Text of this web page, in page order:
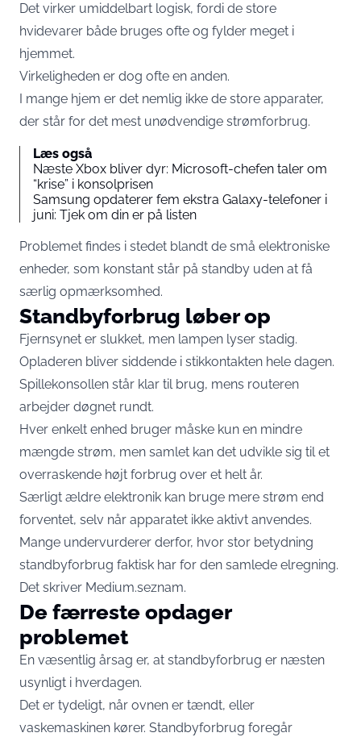
Det virker umiddelbart logisk, fordi de store
hvidevarer både bruges ofte og fylder meget i
hjemmet.
Virkeligheden er dog ofte en anden.
I mange hjem er det nemlig ikke de store apparater,
der står for det mest unødvendige strømforbrug.
Læs også
Næste Xbox bliver dyr: Microsoft-chefen taler om
“krise” i konsolprisen
Samsung opdaterer fem ekstra Galaxy-telefoner i
juni: Tjek om din er på listen
Problemet findes i stedet blandt de små elektroniske
enheder, som konstant står på standby uden at få
særlig opmærksomhed.
Standbyforbrug løber op
Fjernsynet er slukket, men lampen lyser stadig.
Opladeren bliver siddende i stikkontakten hele dagen.
Spillekonsollen står klar til brug, mens routeren
arbejder døgnet rundt.
Hver enkelt enhed bruger måske kun en mindre
mængde strøm, men samlet kan det udvikle sig til et
overraskende højt forbrug over et helt år.
Særligt ældre elektronik kan bruge mere strøm end
forventet, selv når apparatet ikke aktivt anvendes.
Mange undervurderer derfor, hvor stor betydning
standbyforbrug faktisk har for den samlede elregning.
Det skriver Medium.seznam.
De færreste opdager
problemet
En væsentlig årsag er, at standbyforbrug er næsten
usynligt i hverdagen.
Det er tydeligt, når ovnen er tændt, eller
vaskemaskinen kører. Standbyforbrug foregår